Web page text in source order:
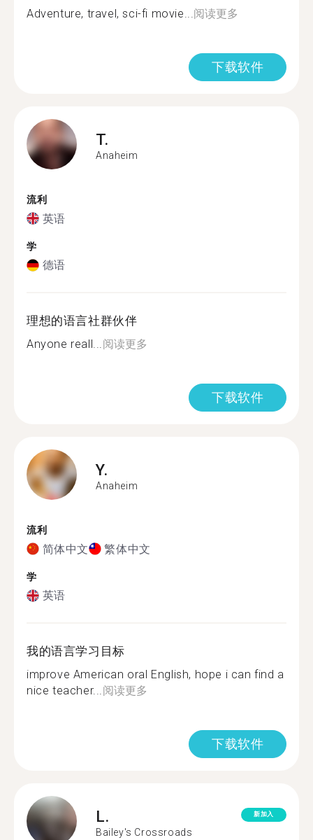
Adventure, travel, sci-fi movie...阅读更多
下载软件
T.
Anaheim
流利
英语
学
德语
理想的语言社群伙伴
Anyone reall...阅读更多
下载软件
Y.
Anaheim
流利
简体中文 繁体中文
学
英语
我的语言学习目标
improve American oral English, hope i can find a
nice teacher...阅读更多
下载软件
L.
Bailey's Crossroads
新加入